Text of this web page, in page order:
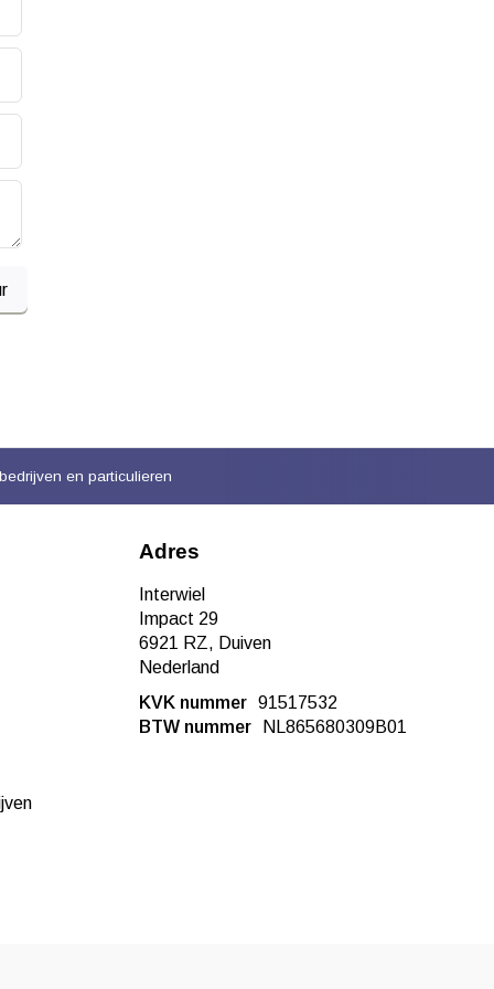
en particulieren
Adres
Interwiel
Impact 29
6921 RZ, Duiven
Nederland
KVK nummer 91517532
BTW nummer
NL865680309B01